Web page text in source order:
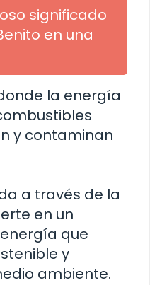
significado
en una
la energía
y contaminan
a través de la
en un
que
y
ambiente.